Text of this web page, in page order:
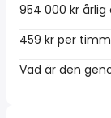
954 000 kr
459 kr per
Vad är den